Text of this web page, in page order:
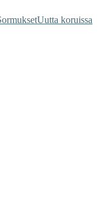
Uutta koruissa